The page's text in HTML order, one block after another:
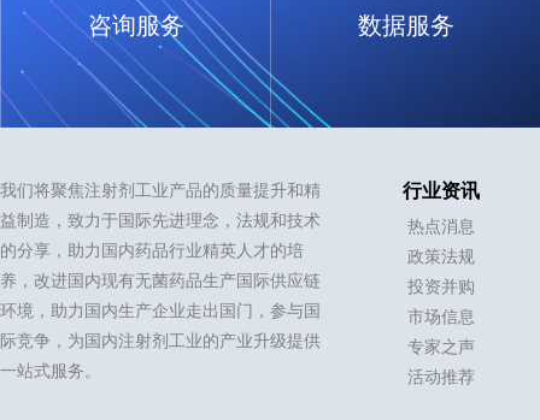
作为全球生命科学领域的领先者，
Cytiva(思拓凡)致力于促进与加速全
球医疗的发展。Cytiva(思拓凡)年销
售额超过33亿美元，并在全球40多
个国家拥有近7000名员工。作为值
中的速度、效率与能力，赋能创新
药物的发展和生产，惠及全球患
者。Cytiva的历史可追溯至280多年
前，前身为Whatman公司(1733
年)、Pharmacia公司(1911年)、
Amersham公司(1940年)和GE医疗
生命科学事业部(2004年)。
主营产品
柯尔柏的医药科技业
（
束，每天所面临的流
战。柯尔柏为制药和
交付差异化的解决方
球制药和生物技术制
独一无二的集成产品
们所有的专业能力优
询、灯检技术、处理
备、包装材料、数字
案。我们打造制药行
需求方：国内制药企业核心项目：预
充式注射笔（PrefilledSyringePen）
相关制剂产品需求方向：寻找专注于
药品/给药装置人因工程领域的专业
CRO公司服务范围重点聚焦：•预充
充式注射笔的设计、操作流程、用户
界面（HMI）开展人因工程评估与优
化。•可用性工程
（UsabilityEngineering）：针对患者
使用（如剂量设定、注射启动、针头
操作）及医护使用场景，进行任务分
析、设计验证与可用性测试。•风险
注射笔相关的人为差错风险（如剂量
寻找国产注射针头，
格为：配药针：
8-10万只核心要求：
册资质的国产厂家，
报需求及后续供应
咨询服务 数据服务
我们将聚焦注射剂工业产品的质量提升和精
益制造，致力于国际先进理念，法规和技术
的分享，助力国内药品行业精英人才的培
养，改进国内现有无菌药品生产国际供应链
环境，助力国内生产企业走出国门，参与国
际竞争，为国内注射剂工业的产业升级提供
一站式服务。
行业资讯
热点消息
政策法规
投资并购
市场信息
专家之声
活动推荐